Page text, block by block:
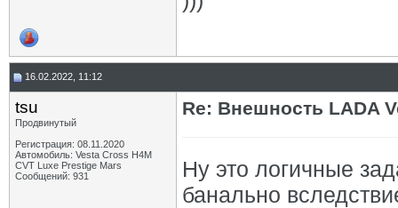
16.02.2022, 11:12
tsu
Продвинутый
Регистрация: 08.11.2020
Автомобиль: Vesta Cross H4M
CVT Luxe Prestige Mars
Сообщений: 931
Re: Внешность LADA
Ну это логичные
банально